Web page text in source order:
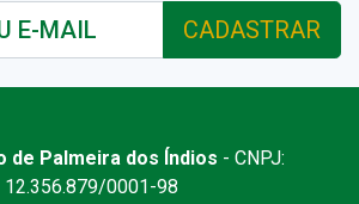
CADASTRAR
de Palmeira dos Índios - CNPJ:
12.356.879/0001-98